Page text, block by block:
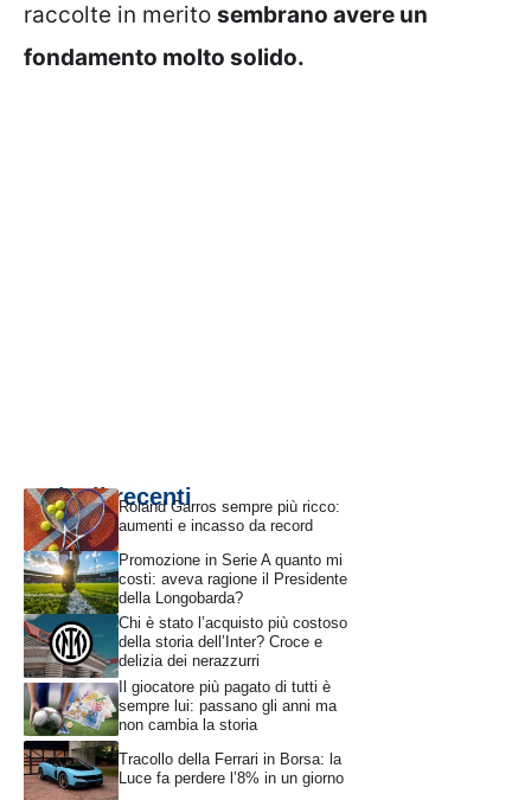
raccolte in merito sembrano avere un
fondamento molto solido.
Articoli recentiRoland Garros sempre più ricco:
aumenti e incasso da record
Promozione in Serie A quanto mi
costi: aveva ragione il Presidente
della Longobarda?
Chi è stato l’acquisto più costoso
della storia dell’Inter? Croce e
delizia dei nerazzurri
Il giocatore più pagato di tutti è
sempre lui: passano gli anni ma
non cambia la storia
Tracollo della Ferrari in Borsa: la
Luce fa perdere l’8% in un giorno